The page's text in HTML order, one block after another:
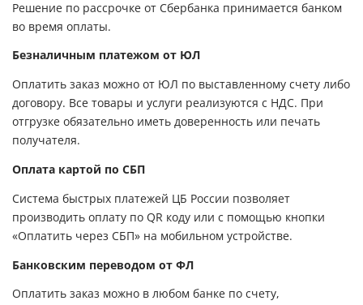
Решение по рассрочке от Сбербанка принимается банком
во время оплаты.
Безналичным платежом от ЮЛ
Оплатить заказ можно от ЮЛ по выставленному счету либо
договору. Все товары и услуги реализуются с НДС. При
отгрузке обязательно иметь доверенность или печать
получателя.
Оплата картой по СБП
Система быстрых платежей ЦБ России позволяет
производить оплату по QR коду или с помощью кнопки
«Оплатить через СБП» на мобильном устройстве.
Банковским переводом от ФЛ
Оплатить заказ можно в любом банке по счету,